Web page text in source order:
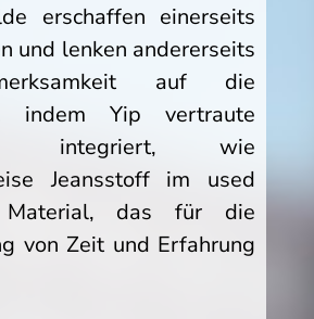
erschaffen einerseits
und lenken andererseits
auf die
indem Yip vertraute
integriert, wie
Jeansstoff im used
das für die
von Zeit und Erfahrung